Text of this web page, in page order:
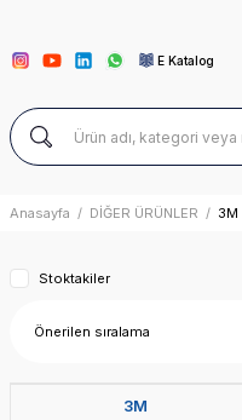
E Katalog
Anasayfa DİĞER ÜRÜNLER 3M
Stoktakiler
3M